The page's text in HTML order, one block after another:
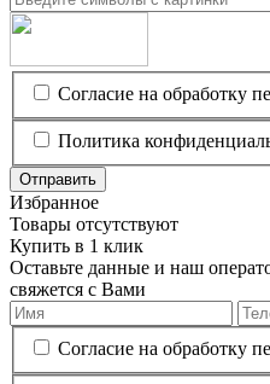
Согласие на обработку
Политика
Отправить
Избранное
Товары отсутствуют
Купить в 1 клик
Оставьте данные и наш
свяжется с Вами
Согласие на обработку